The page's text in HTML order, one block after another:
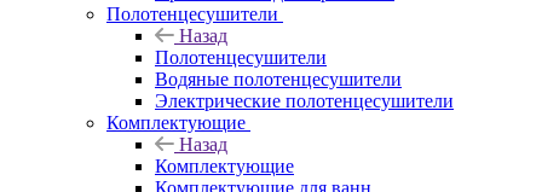
Полотенцесушители
Назад
Полотенцесушители
Водяные полотенцесушители
Электрические полотенцесушители
Комплектующие
Назад
Комплектующие
Комплектующие для ванн